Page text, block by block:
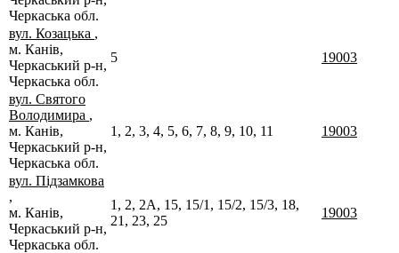
Черкаська обл.
вул. Козацька ,
м. Канів,
Черкаський р-н,
Черкаська обл.
5 19003
вул. Святого
Володимира ,
м. Канів,
Черкаський р-н,
Черкаська обл.
1, 2, 3, 4, 5, 6, 7, 8, 9, 10, 11 19003
вул. Підзамкова
,
м. Канів,
Черкаський р-н,
Черкаська обл.
1, 2, 2А, 15, 15/1, 15/2, 15/3, 18,
21, 23, 25
19003